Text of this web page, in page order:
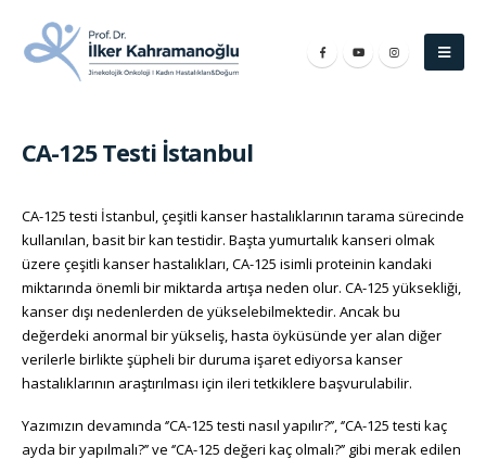
CA-125 Testi İstanbul
CA-125 testi İstanbul, çeşitli kanser hastalıklarının tarama sürecinde
kullanılan, basit bir kan testidir. Başta yumurtalık kanseri olmak
üzere çeşitli kanser hastalıkları, CA-125 isimli proteinin kandaki
miktarında önemli bir miktarda artışa neden olur. CA-125 yüksekliği,
kanser dışı nedenlerden de yükselebilmektedir. Ancak bu
değerdeki anormal bir yükseliş, hasta öyküsünde yer alan diğer
verilerle birlikte şüpheli bir duruma işaret ediyorsa kanser
hastalıklarının araştırılması için ileri tetkiklere başvurulabilir.
Yazımızın devamında ‘’CA-125 testi nasıl yapılır?’’, ‘’CA-125 testi kaç
ayda bir yapılmalı?’’ ve ‘’CA-125 değeri kaç olmalı?’’ gibi merak edilen